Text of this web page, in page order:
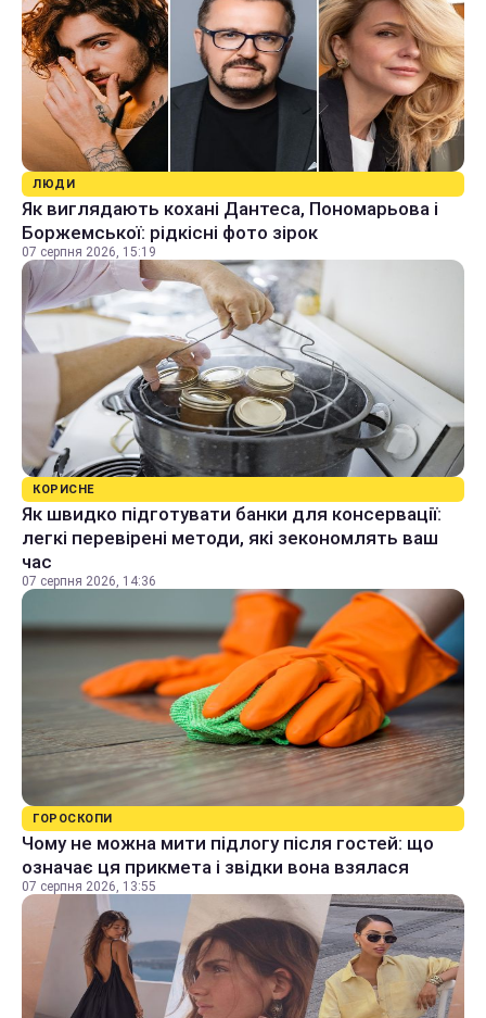
ЛЮДИ
Як виглядають кохані Дантеса, Пономарьова і
Боржемської: рідкісні фото зірок
07 серпня 2026, 15:19
КОРИСНЕ
Як швидко підготувати банки для консервації:
легкі перевірені методи, які зекономлять ваш
час
07 серпня 2026, 14:36
ГОРОСКОПИ
Чому не можна мити підлогу після гостей: що
означає ця прикмета і звідки вона взялася
07 серпня 2026, 13:55